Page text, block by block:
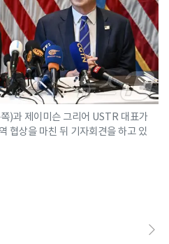
)과 제이미슨 그리어 USTR 대표가
협상을 마친 뒤 기자회견을 하고 있